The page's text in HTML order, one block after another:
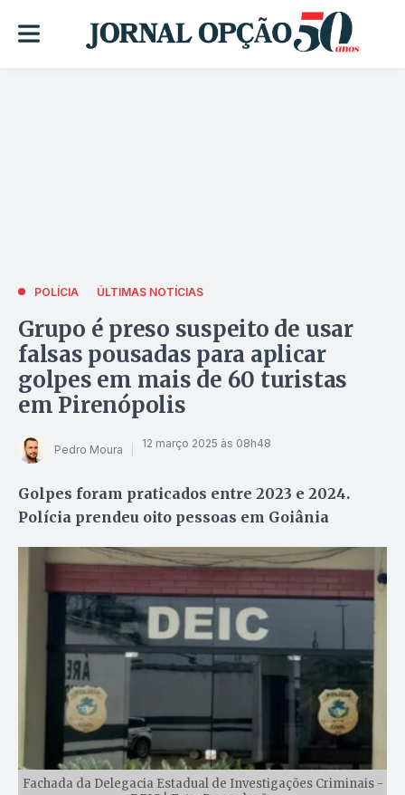
POLÍCIA ÚLTIMAS NOTÍCIAS
Grupo é preso suspeito de usar
falsas pousadas para aplicar
golpes em mais de 60 turistas
em Pirenópolis
Pedro Moura 12 março 2025 às 08h48
Golpes foram praticados entre 2023 e 2024.
Polícia prendeu oito pessoas em Goiânia
Fachada da Delegacia Estadual de Investigações Criminais -